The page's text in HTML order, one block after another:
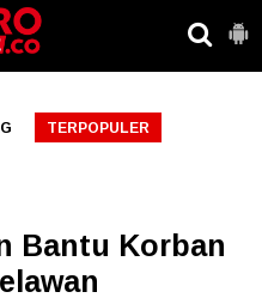
TERPOPULER
Bantu Korban